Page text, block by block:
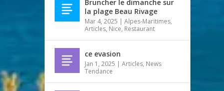
Bruncher le dimanche sur
la plage Beau Rivage
Mar 4, 2025 |Alpes-Maritimes,
Articles, Nice, Restaurant
ce evasion
Jan 1, 2025 |Articles, News
Tendance